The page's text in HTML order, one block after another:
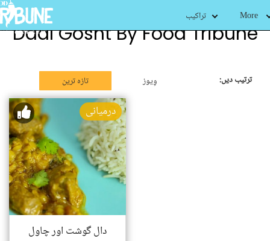
تراکیب More
Daal Gosht By Food Tribune
ترتیب دیں: تازہ ترین وِیوز
درمیانی
دال گوشت اور چاول